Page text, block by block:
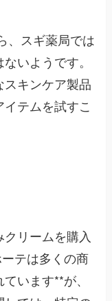
、スギ薬局では
いようです。
キンケア製品
テムを試すこ
リームを購入
テは多くの商
います**が、